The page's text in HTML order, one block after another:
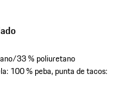
33 % poliuretano
100 % peba, punta de tacos: